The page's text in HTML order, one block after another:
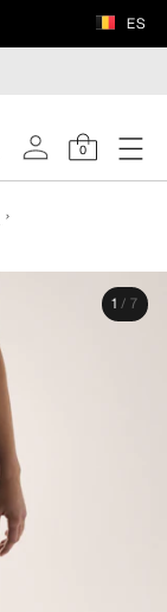
ES
0
1 / 7